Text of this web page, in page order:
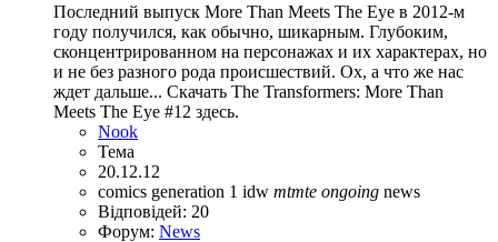
Последний выпуск More Than Meets The Eye в 2012-м
году получился, как обычно, шикарным. Глубоким,
сконцентрированном на персонажах и их характерах, но
и не без разного рода происшествий. Ох, а что же нас
ждет дальше... Скачать The Transformers: More Than
Meets The Eye #12 здесь.
Nook
Тема
20.12.12
comics generation 1 idw mtmte ongoing news
Відповідей: 20
Форум: News